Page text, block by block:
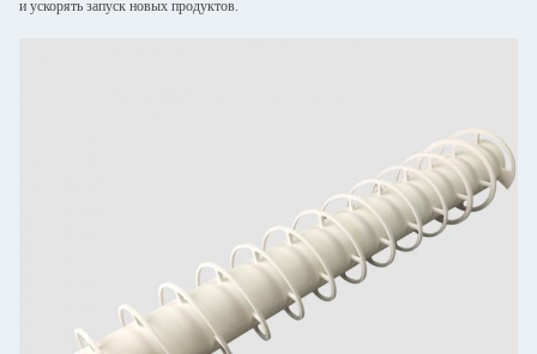
и ускорять запуск новых продуктов.